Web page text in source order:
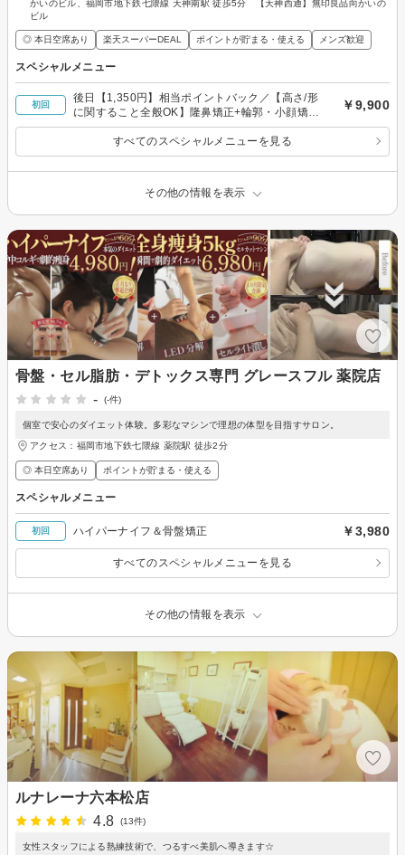
かいのビル、福岡市地下鉄七隈線 天神南駅 徒歩5分 【天神西通】無印良品向かいの
ビル
◎ 本日空席あり 楽天スーパーDEAL ポイントが貯まる・使える メンズ歓迎
スペシャルメニュー
初回
後日【1,350円】相当ポイントバック／【高さ/形
に関すること全般OK】隆鼻矯正+輪郭・小顔矯正
40分 (所要時間90分目安) ￥9900
￥9,900
すべてのスペシャルメニューを見る
その他の情報を表示
骨盤・セル脂肪・デトックス専門 グレースフル 薬院店
-
(-件)
個室で安心のダイエット体験。多彩なマシンで理想の体型を目指すサロン。
アクセス：福岡市地下鉄七隈線 薬院駅 徒歩2分
◎ 本日空席あり ポイントが貯まる・使える
スペシャルメニュー
初回 ハイパーナイフ＆骨盤矯正 ￥3,980
すべてのスペシャルメニューを見る
その他の情報を表示
ルナレーナ六本松店
4.8
(13件)
女性スタッフによる熟練技術で、つるすべ美肌へ導きます☆